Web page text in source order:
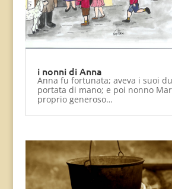
i nonni di Anna
Anna fu fortunata; aveva i suoi
portata di mano; e poi nonno
proprio generoso…